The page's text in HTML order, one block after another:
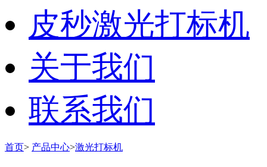
皮秒激光打标机
关于我们
联系我们
首页> 产品中心>激光打标机